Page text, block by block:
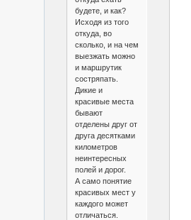
будете, и как?
Исходя из того
откуда, во
сколько, и на чем
выезжать можно
и маршрутик
состряпать.
Дикие и
красивые места
бывают
отделены друг от
друга десятками
километров
неинтересных
полей и дорог.
А само понятие
красивых мест у
каждого может
отличаться.